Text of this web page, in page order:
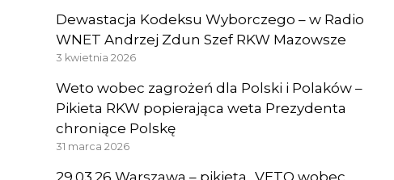
Dewastacja Kodeksu Wyborczego – w Radio
WNET Andrzej Zdun Szef RKW Mazowsze
3 kwietnia 2026
Weto wobec zagrożeń dla Polski i Polaków –
Pikieta RKW popierająca weta Prezydenta
chroniące Polskę
31 marca 2026
29.03.26 Warszawa – pikieta „VETO wobec